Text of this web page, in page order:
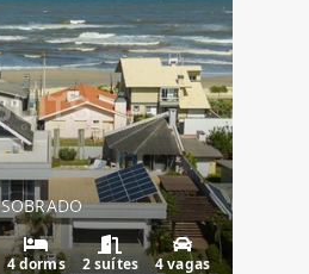
SOBRADO
4 dorms 2 suítes 4 vagas